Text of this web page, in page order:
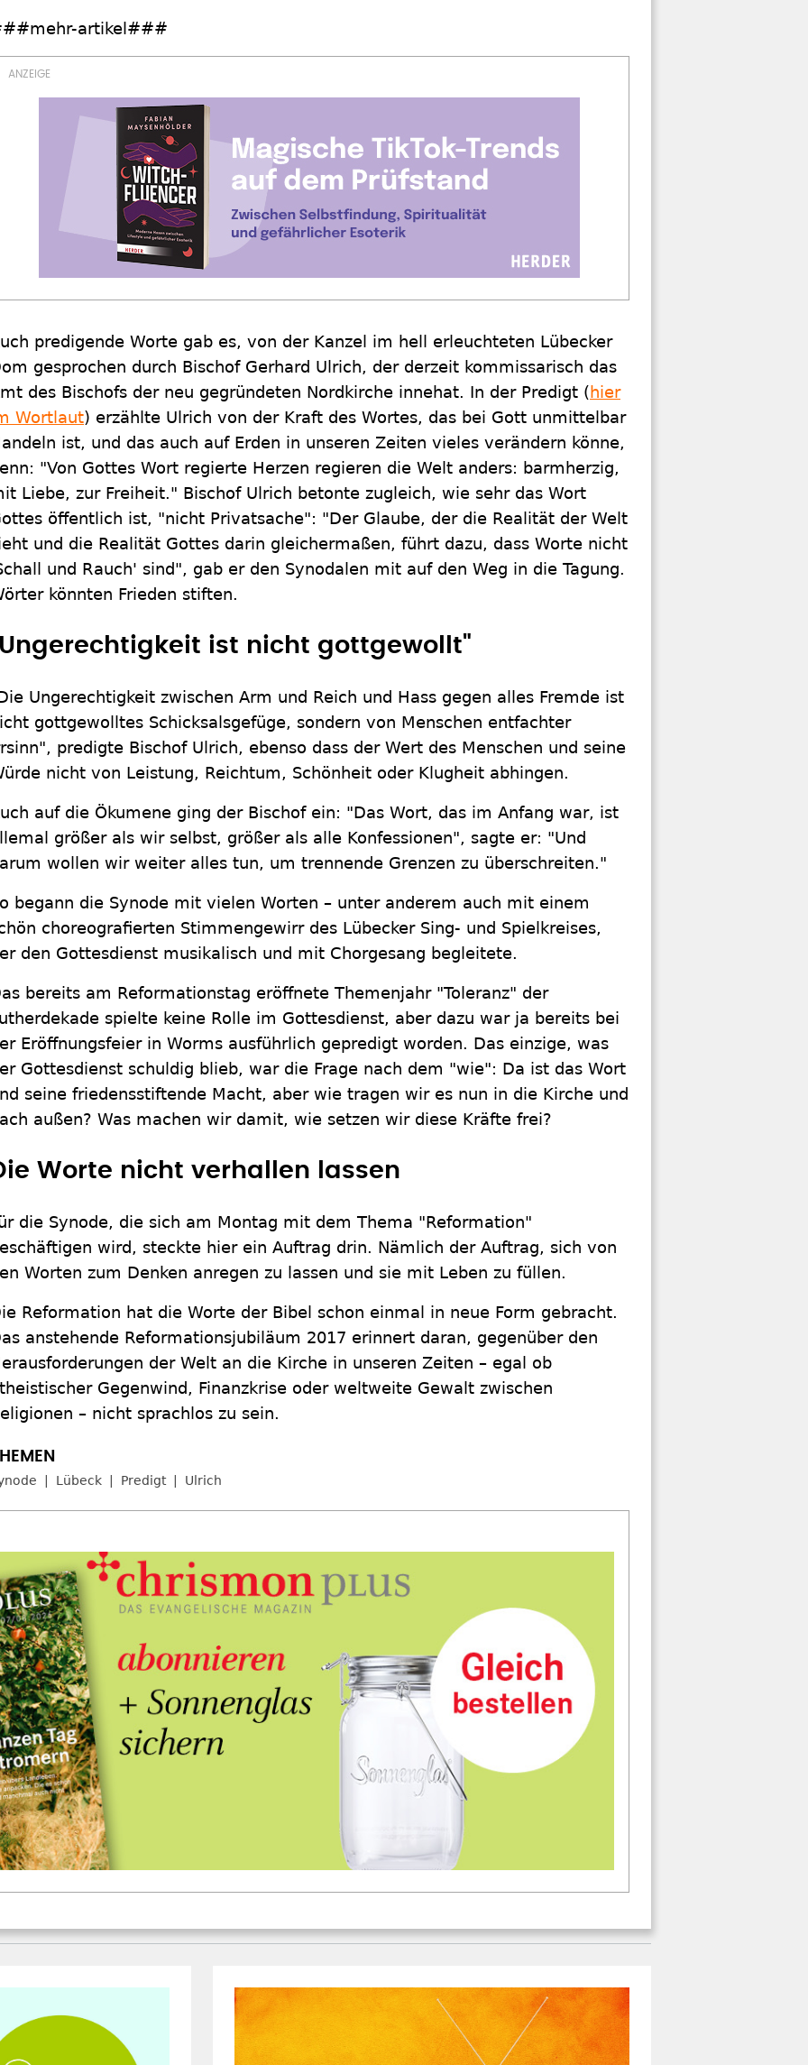
artikel###
predigende Worte gab es, von der Kanzel im hell erleuchteten Lübecker
gesprochen durch Bischof Gerhard Ulrich, der derzeit kommissarisch das
des Bischofs der neu gegründeten Nordkirche innehat. In der Predigt (hier
Wortlaut) erzählte Ulrich von der Kraft des Wortes, das bei Gott unmittelbar
ist, und das auch auf Erden in unseren Zeiten vieles verändern könne,
"Von Gottes Wort regierte Herzen regieren die Welt anders: barmherzig,
Liebe, zur Freiheit." Bischof Ulrich betonte zugleich, wie sehr das Wort
öffentlich ist, "nicht Privatsache": "Der Glaube, der die Realität der Welt
und die Realität Gottes darin gleichermaßen, führt dazu, dass Worte nicht
und Rauch' sind", gab er den Synodalen mit auf den Weg in die Tagung.
könnten Frieden stiften.
ist nicht gottgewollt"
Ungerechtigkeit zwischen Arm und Reich und Hass gegen alles Fremde ist
gottgewolltes Schicksalsgefüge, sondern von Menschen entfachter
predigte Bischof Ulrich, ebenso dass der Wert des Menschen und seine
nicht von Leistung, Reichtum, Schönheit oder Klugheit abhingen.
auf die Ökumene ging der Bischof ein: "Das Wort, das im Anfang war, ist
größer als wir selbst, größer als alle Konfessionen", sagte er: "Und
wollen wir weiter alles tun, um trennende Grenzen zu überschreiten."
begann die Synode mit vielen Worten – unter anderem auch mit einem
choreografierten Stimmengewirr des Lübecker Sing- und Spielkreises,
den Gottesdienst musikalisch und mit Chorgesang begleitete.
bereits am Reformationstag eröffnete Themenjahr "Toleranz" der
spielte keine Rolle im Gottesdienst, aber dazu war ja bereits bei
Eröffnungsfeier in Worms ausführlich gepredigt worden. Das einzige, was
Gottesdienst schuldig blieb, war die Frage nach dem "wie": Da ist das Wort
seine friedensstiftende Macht, aber wie tragen wir es nun in die Kirche und
außen? Was machen wir damit, wie setzen wir diese Kräfte frei?
Worte nicht verhallen lassen
die Synode, die sich am Montag mit dem Thema "Reformation"
wird, steckte hier ein Auftrag drin. Nämlich der Auftrag, sich von
Worten zum Denken anregen zu lassen und sie mit Leben zu füllen.
Reformation hat die Worte der Bibel schon einmal in neue Form gebracht.
anstehende Reformationsjubiläum 2017 erinnert daran, gegenüber den
der Welt an die Kirche in unseren Zeiten – egal ob
Gegenwind, Finanzkrise oder weltweite Gewalt zwischen
– nicht sprachlos zu sein.
Lübeck Predigt Ulrich